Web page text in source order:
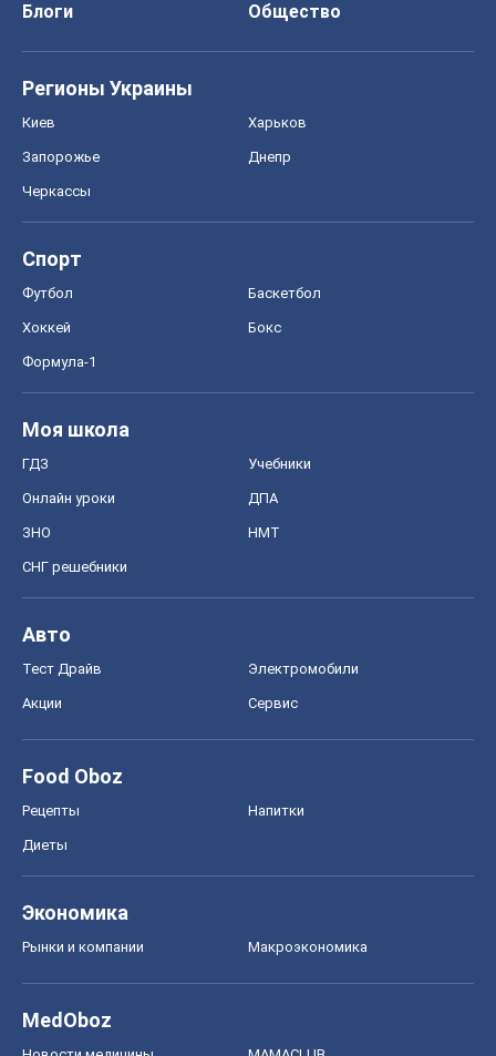
Блоги
Общество
Регионы Украины
Киев Харьков
Запорожье Днепр
Черкассы
Спорт
Футбол Баскетбол
Хоккей Бокс
Формула-1
Моя школа
ГДЗ Учебники
Онлайн уроки ДПА
ЗНО НМТ
СНГ решебники
Авто
Тест Драйв Электромобили
Акции Сервис
Food Oboz
Рецепты Напитки
Диеты
Экономика
Рынки и компании Mакроэкономика
MedOboz